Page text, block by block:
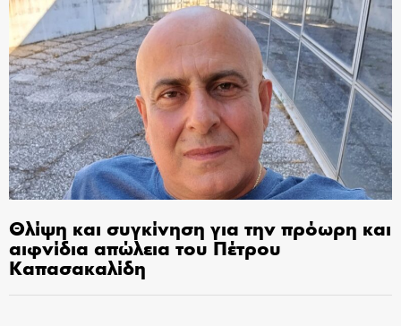
Θλίψη και συγκίνηση για την πρόωρη και
αιφνίδια απώλεια του Πέτρου
Καπασακαλίδη